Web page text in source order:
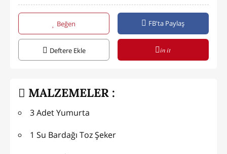
Beğen FB'ta Paylaş
Deftere Ekle in it
MALZEMELER :
3 Adet Yumurta
1 Su Bardağı Toz Şeker